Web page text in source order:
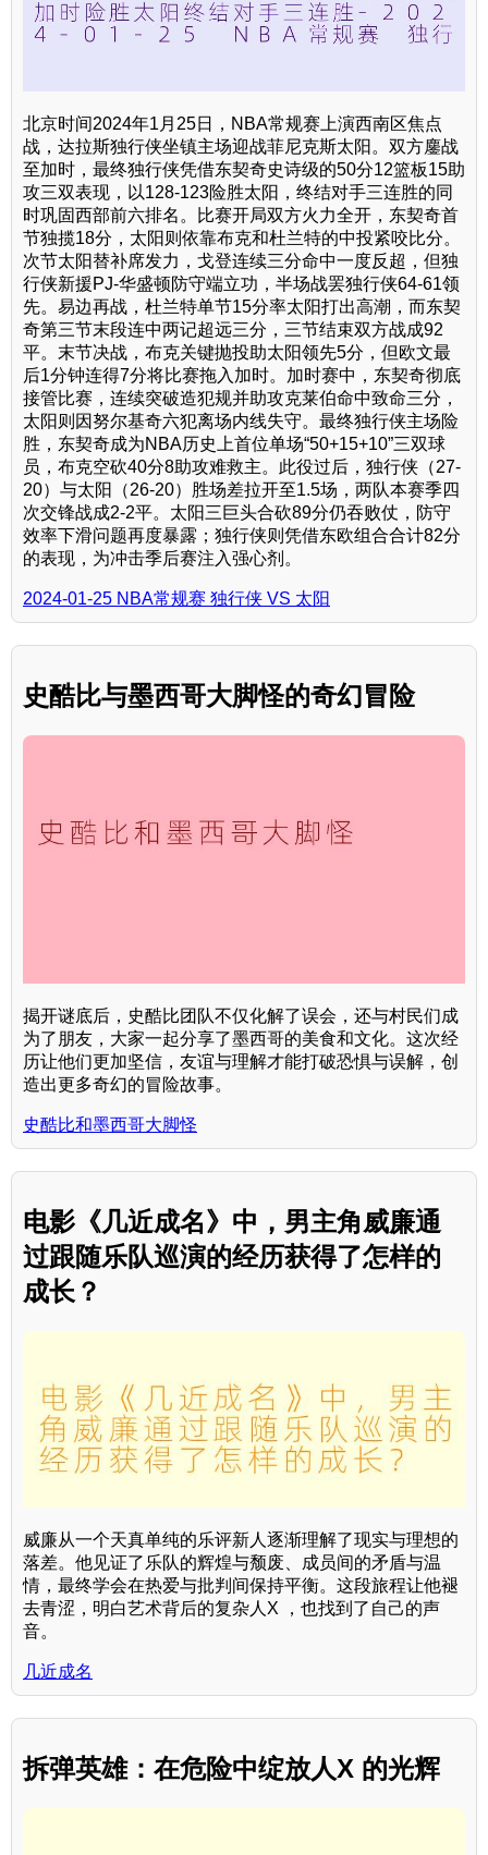
北京时间2024年1月25日，NBA常规赛上演西南区焦点
战，达拉斯独行侠坐镇主场迎战菲尼克斯太阳。双方鏖战
至加时，最终独行侠凭借东契奇史诗级的50分12篮板15助
攻三双表现，以128-123险胜太阳，终结对手三连胜的同
时巩固西部前六排名。比赛开局双方火力全开，东契奇首
节独揽18分，太阳则依靠布克和杜兰特的中投紧咬比分。
次节太阳替补席发力，戈登连续三分命中一度反超，但独
行侠新援PJ-华盛顿防守端立功，半场战罢独行侠64-61领
先。易边再战，杜兰特单节15分率太阳打出高潮，而东契
奇第三节末段连中两记超远三分，三节结束双方战成92
平。末节决战，布克关键抛投助太阳领先5分，但欧文最
后1分钟连得7分将比赛拖入加时。加时赛中，东契奇彻底
接管比赛，连续突破造犯规并助攻克莱伯命中致命三分，
太阳则因努尔基奇六犯离场内线失守。最终独行侠主场险
胜，东契奇成为NBA历史上首位单场“50+15+10”三双球
员，布克空砍40分8助攻难救主。此役过后，独行侠（27-
20）与太阳（26-20）胜场差拉开至1.5场，两队本赛季四
次交锋战成2-2平。太阳三巨头合砍89分仍吞败仗，防守
效率下滑问题再度暴露；独行侠则凭借东欧组合合计82分
的表现，为冲击季后赛注入强心剂。
2024-01-25 NBA常规赛 独行侠 VS 太阳
史酷比与墨西哥大脚怪的奇幻冒险
揭开谜底后，史酷比团队不仅化解了误会，还与村民们成
为了朋友，大家一起分享了墨西哥的美食和文化。这次经
历让他们更加坚信，友谊与理解才能打破恐惧与误解，创
造出更多奇幻的冒险故事。
史酷比和墨西哥大脚怪
电影《几近成名》中，男主角威廉通
过跟随乐队巡演的经历获得了怎样的
成长？
威廉从一个天真单纯的乐评新人逐渐理解了现实与理想的
落差。他见证了乐队的辉煌与颓废、成员间的矛盾与温
情，最终学会在热爱与批判间保持平衡。这段旅程让他褪
去青涩，明白艺术背后的复杂人X ，也找到了自己的声
音。
几近成名
拆弹英雄：在危险中绽放人X 的光辉